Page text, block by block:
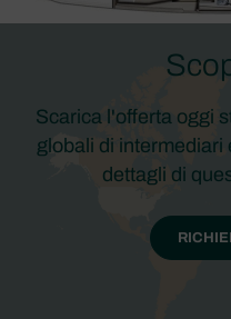
Scarica l'offerta oggi
globali di intermediari
dettagli di